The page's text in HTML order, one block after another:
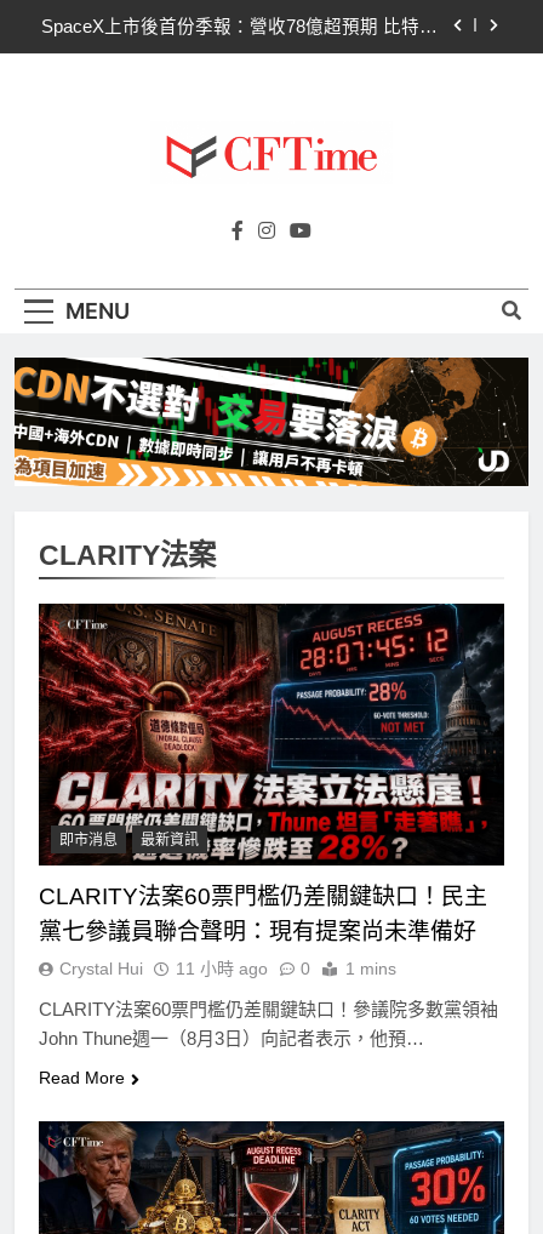
Hut 8淨虧1.77億美元股價急挫！比特幣持倉縮水成
CLARITY法案60票門檻仍差關鍵缺口！民主黨七
參議員聯合聲明：現有提案尚未準備好
Hut 8淨虧1.77億美元股價急挫！比特幣持倉縮水成
Strategy再賣比特幣！Saylor澄清：公司與個人分
Cftime.io
AI（ChatGPT）、區塊鏈、NFT、加密貨
MENU
CLARITY法案
即市消息 最新資訊
CLARITY法案60票門檻仍差關鍵缺口！民主
黨七參議員聯合聲明：現有提案尚未準備好
Crystal Hui 11 小時 ago 0 1 mins
CLARITY法案60票門檻仍差關鍵缺口！參議院多數黨領袖
John Thune週一（8月3日）向記者表示，他預…
Read More